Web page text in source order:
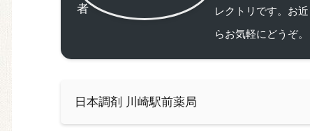
レクトリです。お
らお気軽にどうぞ。
日本調剤 川崎駅前薬局